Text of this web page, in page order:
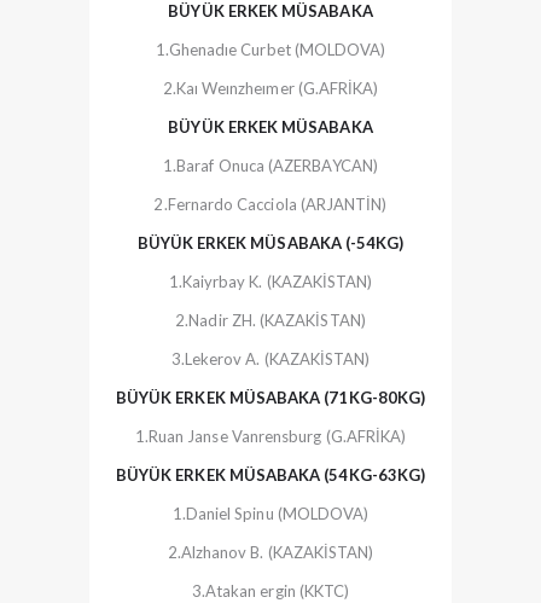
BÜYÜK ERKEK MÜSABAKA
1.Ghenadıe Curbet (MOLDOVA)
2.Kaı Weınzheımer (G.AFRİKA)
BÜYÜK ERKEK MÜSABAKA
1.Baraf Onuca (AZERBAYCAN)
2.Fernardo Cacciola (ARJANTİN)
BÜYÜK ERKEK MÜSABAKA (-54KG)
1.Kaiyrbay K. (KAZAKİSTAN)
2.Nadir ZH. (KAZAKİSTAN)
3.Lekerov A. (KAZAKİSTAN)
BÜYÜK ERKEK MÜSABAKA (71KG-80KG)
1.Ruan Janse Vanrensburg (G.AFRİKA)
BÜYÜK ERKEK MÜSABAKA (54KG-63KG)
1.Daniel Spinu (MOLDOVA)
2.Alzhanov B. (KAZAKİSTAN)
3.Atakan ergin (KKTC)